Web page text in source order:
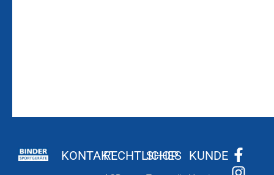
KONTAKTRECHTLICHES
SHOP KUNDE